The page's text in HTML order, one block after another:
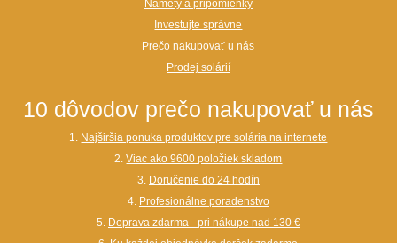
Námety a pripomienky
Investujte správne
Prečo nakupovať u nás
Prodej solárií
10 dôvodov prečo nakupovať u nás
1. Najširšia ponuka produktov pre solária na internete
2.Viac ako 9600 položiek skladom
3. Doručenie do 24 hodín
4. Profesionálne poradenstvo
5. Doprava zdarma - pri nákupe nad 130 €